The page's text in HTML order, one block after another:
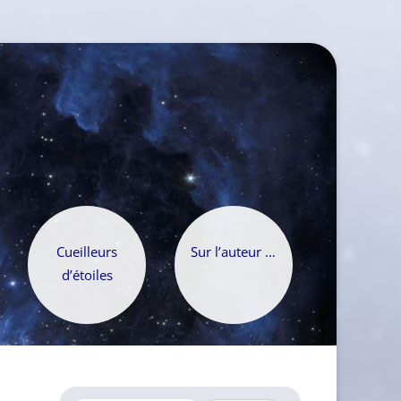
Cueilleurs
d’étoiles
Sur l’auteur …